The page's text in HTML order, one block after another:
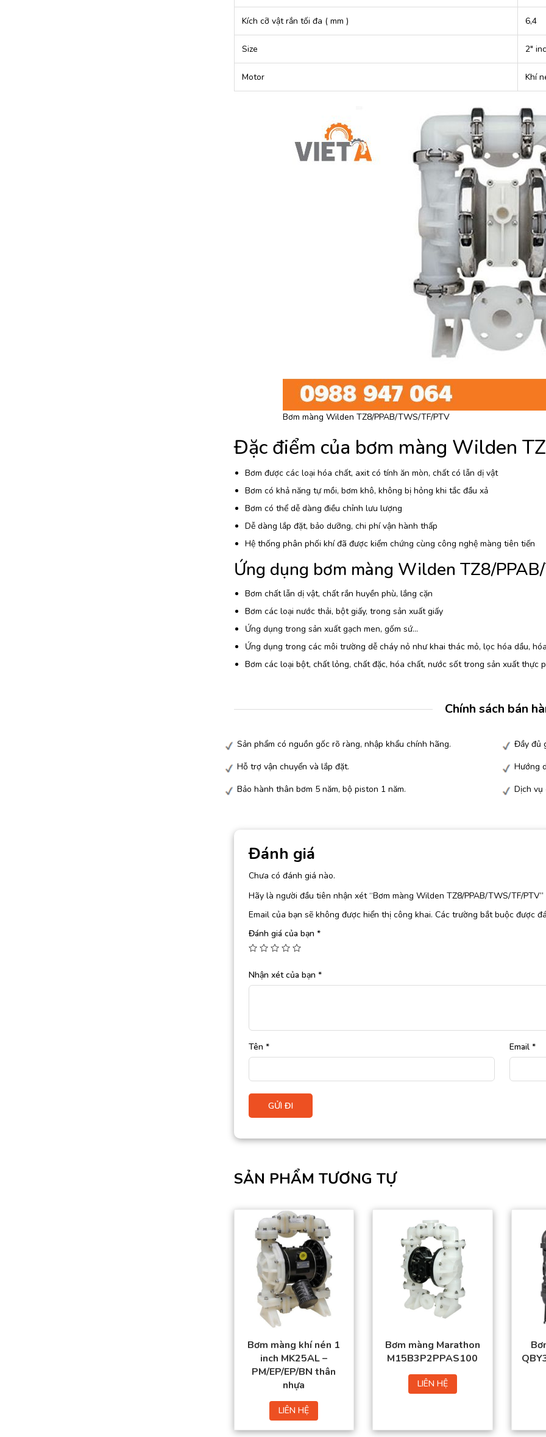
Kích cỡ vật rắn tối đa ( mm ) 6,4
Size 2″
Motor Khí
Bơm màng Wilden TZ8/PPAB/TWS/TF/PTV
Đặc điểm của bơm màng Wilden
Bơm được các loại hóa chất, axit có tính ăn mòn, chất có lẫn dị vật
Bơm có khả năng tự mồi, bơm khô, không bị hỏng khi tắc đầu xả
Bơm có thể dễ dàng điều chỉnh lưu lượng
Dễ dàng lắp đặt, bảo dưỡng, chi phí vận hành thấp
Hệ thống phân phối khí đã được kiểm chứng cùng công nghệ màng tiên tiến
Ứng dụng bơm màng Wilden TZ8/
Bơm chất lẫn dị vật, chất rắn huyền phù, lắng cặn
Bơm các loại nước thải, bột giấy, trong sản xuất giấy
Ứng dụng trong sản xuất gạch men, gốm sứ…
Ứng dụng trong các môi trường dễ cháy nỏ như khai thác mỏ, lọc hóa dầu,
Bơm các loại bột, chất lỏng, chất đặc, hóa chất, nước sốt trong sản xuất thực
Chính sách bán
Sản phẩm có nguồn gốc rõ ràng, nhập khẩu chính hãng.
Đầy đủ
Hỗ trợ vận chuyển và lắp đặt.
Hướng
Bảo hành thân bơm 5 năm, bộ piston 1 năm.
Dịch vụ
Đánh giá
Chưa có đánh giá nào.
Hãy là người đầu tiên nhận xét “Bơm màng Wilden TZ8/PPAB/TWS/TF/PTV”
Email của bạn sẽ không được hiển thị công khai. Các trường bắt buộc được
Đánh giá của bạn *
Nhận xét của bạn *
Tên * Email *
SẢN PHẨM TƯƠNG TỰ
Bơm màng khí nén 1
inch MK25AL –
PM/EP/EP/BN thân
nhựa
LIÊN HỆ
Bơm màng Marathon
M15B3P2PPAS100
LIÊN HỆ